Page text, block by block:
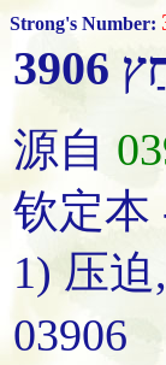
Strong's Number:
源自
钦定本
1) 压
03906